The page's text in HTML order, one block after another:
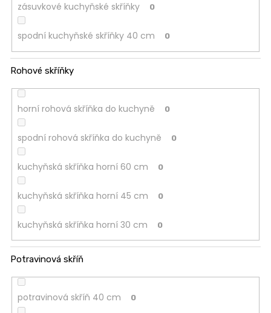
zásuvkové kuchyňské skříňky 0
spodní kuchyňské skříňky 40 cm 0
Rohové skříňky
horní rohová skříňka do kuchyně 0
spodní rohová skříňka do kuchyně 0
kuchyňská skříňka horní 60 cm 0
kuchyňská skříňka horní 45 cm 0
kuchyňská skříňka horní 30 cm 0
Potravinová skříň
potravinová skříň 40 cm 0